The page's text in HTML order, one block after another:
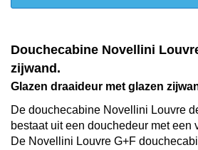
Douchecabine Novellini
zijwand .
Glazen draaideur met glazen
De douchecabine Novellini Louvre
bestaat uit een douchedeur met een
De Novellini Louvre G+F